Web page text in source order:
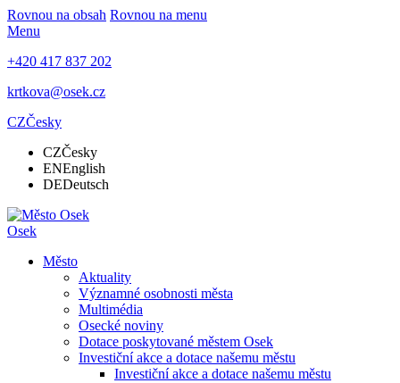
Rovnou na obsah Rovnou na menu
Menu
+420 417 837 202
krtkova@osek.cz
CZČesky
CZČesky
ENEnglish
DEDeutsch
Osek
Město
Aktuality
Významné osobnosti města
Multimédia
Osecké noviny
Dotace poskytované městem Osek
Investiční akce a dotace našemu městu
Investiční akce a dotace našemu městu